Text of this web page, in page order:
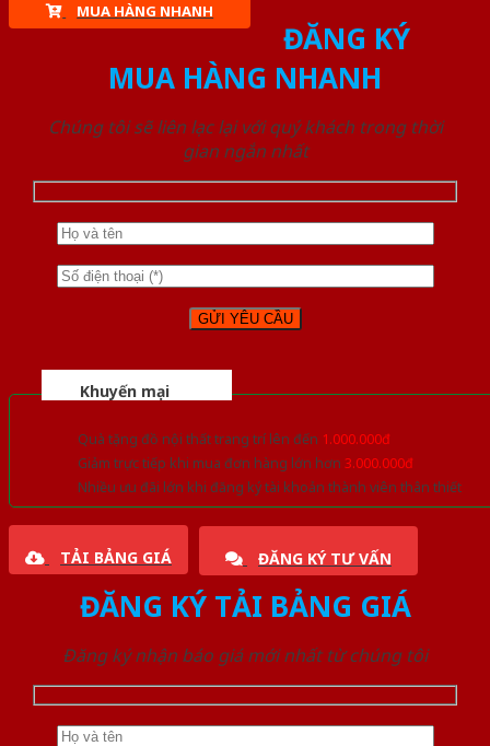
MUA HÀNG NHANH
ĐĂNG KÝ
MUA HÀNG NHANH
Chúng tôi sẽ liên lạc lại với quý khách trong thời
gian ngắn nhất
Khuyến mại
Quà tặng đồ nội thất trang trí lên đến 1.000.000đ
Giảm trực tiếp khi mua đơn hàng lớn hơn 3.000.000đ
Nhiều ưu đãi lớn khi đăng ký tài khoản thành viên thân thiết
TẢI BẢNG GIÁ ĐĂNG KÝ TƯ VẤN
ĐĂNG KÝ TẢI BẢNG GIÁ
Đăng ký nhận báo giá mới nhất từ chúng tôi